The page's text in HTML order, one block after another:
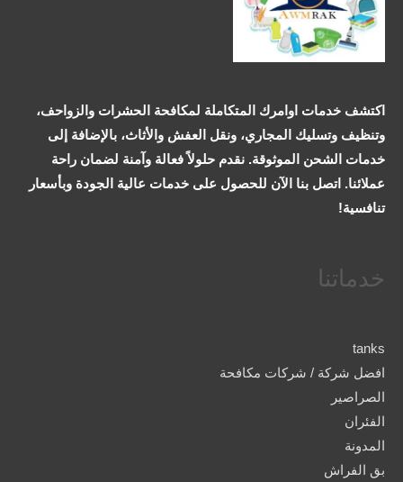
اكتشف خدمات اوامرك المتكاملة لمكافحة الحشرات والزواحف،
وتنظيف وتسليك المجاري، ونقل العفش والأثاث، بالإضافة إلى
خدمات الشحن الموثوقة. نقدم حلولاً فعالة وآمنة لضمان راحة
عملائنا. اتصل بنا الآن للحصول على خدمات عالية الجودة وبأسعار
تنافسية!
خدماتنا
tanks
افضل شركة / شركات مكافحة
الصراصير
الفئران
المدونة
بق الفراش